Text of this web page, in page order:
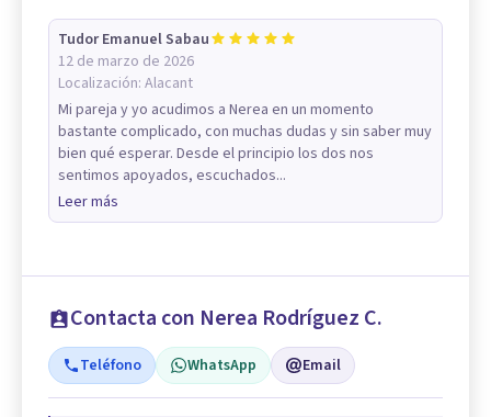
Tudor Emanuel Sabau
12 de marzo de 2026
Localización: Alacant
Mi pareja y yo acudimos a Nerea en un momento
bastante complicado, con muchas dudas y sin saber muy
bien qué esperar. Desde el principio los dos nos
sentimos apoyados, escuchados...
Leer más
Contacta con Nerea Rodríguez C.
Teléfono WhatsApp Email